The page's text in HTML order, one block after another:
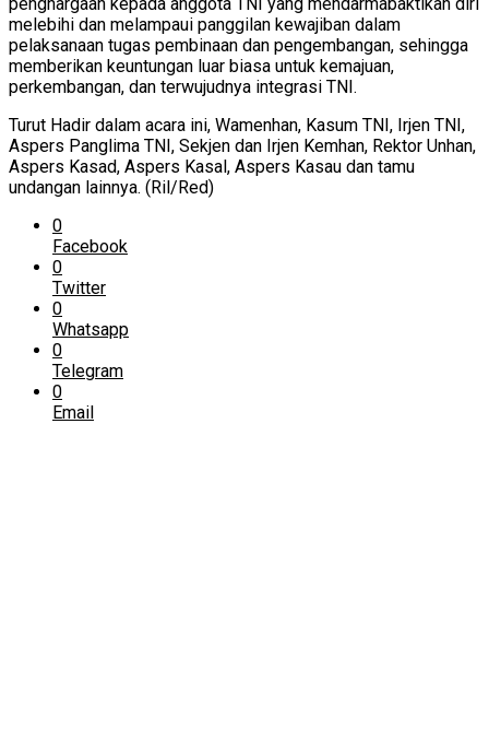
melebihi dan melampaui panggilan kewajiban dalam
pelaksanaan tugas pembinaan dan pengembangan, sehingga
memberikan keuntungan luar biasa untuk kemajuan,
perkembangan, dan terwujudnya integrasi TNI.
Turut Hadir dalam acara ini, Wamenhan, Kasum TNI, Irjen TNI,
Aspers Panglima TNI, Sekjen dan Irjen Kemhan, Rektor Unhan,
Aspers Kasad, Aspers Kasal, Aspers Kasau dan tamu
undangan lainnya. (Ril/Red)
0
Facebook
0
Twitter
0
Whatsapp
0
Telegram
0
Email